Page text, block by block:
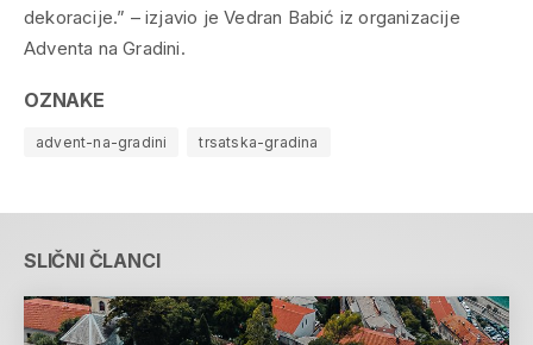
dekoracije.” – izjavio je Vedran Babić iz organizacije
Adventa na Gradini.
OZNAKE
advent-na-gradini trsatska-gradina
SLIČNI ČLANCI